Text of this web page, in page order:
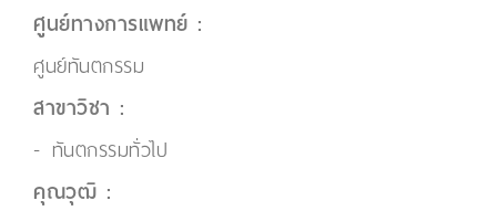
ศูนย์ทางการแพทย์ :
ศูนย์ทันตกรรม
สาขาวิชา :
ทันตกรรมทั่วไป
คุณวุฒิ :